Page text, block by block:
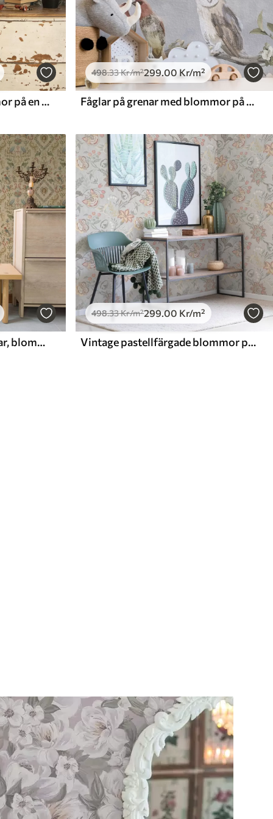
Retro stil: Djur och blommor på en vintagebakgrund
498.33Kr/m²299.00 Kr/m²
Fåglar på grenar med blommor på grå bakgrund
Vintageprydnad med gripar, blommor och figurer
498.33Kr/m²299.00 Kr/m²
Vintage pastellfärgade blommor på en grå bakgrund